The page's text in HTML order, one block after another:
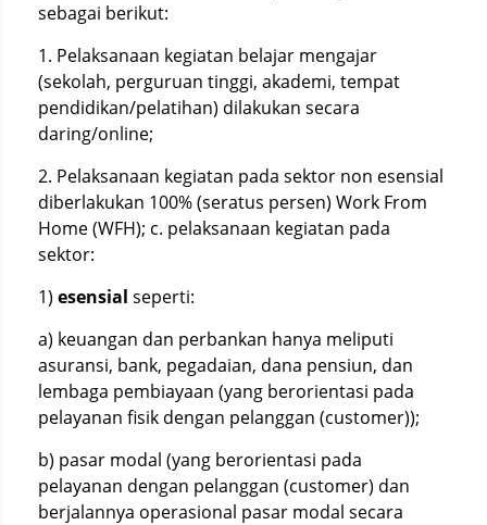
sebagai berikut:
1. Pelaksanaan kegiatan belajar mengajar
(sekolah, perguruan tinggi, akademi, tempat
pendidikan/pelatihan) dilakukan secara
daring/online;
2. Pelaksanaan kegiatan pada sektor non esensial
diberlakukan 100% (seratus persen) Work From
Home (WFH); c. pelaksanaan kegiatan pada
sektor:
1) esensial seperti:
a) keuangan dan perbankan hanya meliputi
asuransi, bank, pegadaian, dana pensiun, dan
lembaga pembiayaan (yang berorientasi pada
pelayanan fisik dengan pelanggan (customer));
b) pasar modal (yang berorientasi pada
pelayanan dengan pelanggan (customer) dan
berjalannya operasional pasar modal secara